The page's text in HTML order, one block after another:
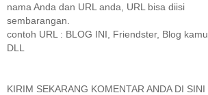
nama Anda dan URL anda, URL bisa diisi
sembarangan.
contoh URL : BLOG INI, Friendster, Blog kamu,
DLL
KIRIM SEKARANG KOMENTAR ANDA DI SINI